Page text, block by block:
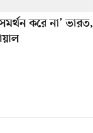
করে না’ ভারত,